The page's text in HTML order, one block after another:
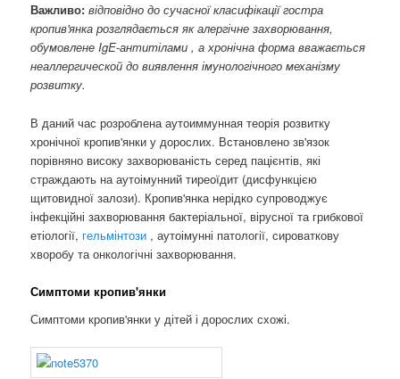
Важливо:відповідно до сучасної класифікації гостра
кропив'янка розглядається як алергічне захворювання,
обумовлене IgE-антитілами , а хронічна форма вважається
неаллергической до виявлення імунологічного механізму
розвитку.
В даний час розроблена аутоиммунная теорія розвитку
хронічної кропив'янки у дорослих. Встановлено зв'язок
порівняно високу захворюваність серед пацієнтів, які
страждають на аутоімунний тиреоїдит (дисфункцією
щитовидної залози). Кропив'янка нерідко супроводжує
інфекційні захворювання бактеріальної, вірусної та грибкової
етіології, гельмінтози , аутоімунні патології, сироваткову
хворобу та онкологічні захворювання.
Симптоми кропив'янки
Симптоми кропив'янки у дітей і дорослих схожі.